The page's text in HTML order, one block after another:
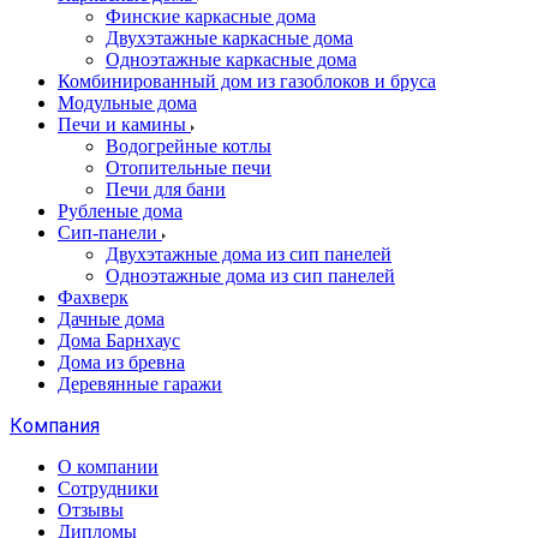
Финские каркасные дома
Двухэтажные каркасные дома
Одноэтажные каркасные дома
Комбинированный дом из газоблоков и бруса
Модульные дома
Печи и камины
Водогрейные котлы
Отопительные печи
Печи для бани
Рубленые дома
Сип-панели
Двухэтажные дома из сип панелей
Одноэтажные дома из сип панелей
Фахверк
Дачные дома
Дома Барнхаус
Дома из бревна
Деревянные гаражи
Компания
О компании
Сотрудники
Отзывы
Дипломы